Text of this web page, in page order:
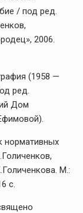
/ под ред.
2006.
(1958 —
ред.
Дом
нормативных
М.:
с.